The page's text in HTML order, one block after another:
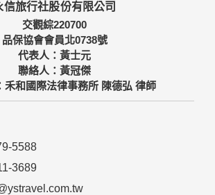
信旅行社股份有限公司
交觀綜220700
品保協會會員北0738號
代表人：黃士元
聯絡人：黃冠傑
禾和國際法律事務所 陳德弘 律師
5588
3689